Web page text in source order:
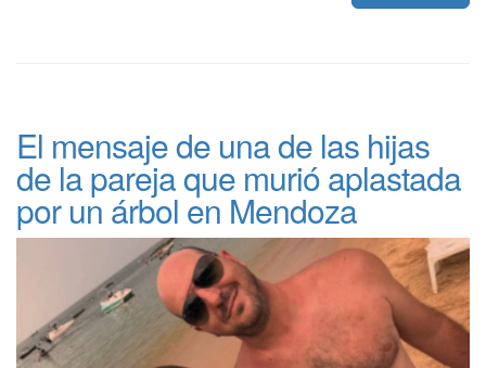
El mensaje de una de las hijas
de la pareja que murió aplastada
por un árbol en Mendoza